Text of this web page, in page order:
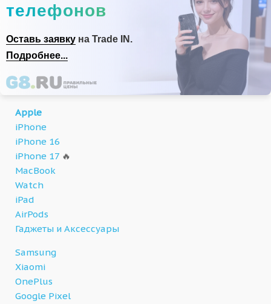
телефонов
Оставь заявку на Trade IN.
Подробнее...
Apple
iPhone
iPhone 16
iPhone 17 🔥
MacBook
Watch
iPad
AirPods
Гаджеты и Аксессуары
Samsung
Xiaomi
OnePlus
Google Pixel